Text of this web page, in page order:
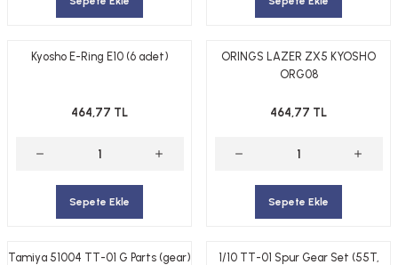
Kyosho E-Ring E10 (6 adet)
464,77 TL
Sepete Ekle
ORINGS LAZER ZX5 KYOSHO
ORG08
464,77 TL
Sepete Ekle
Tamiya 51004 TT-01 G Parts (gear)
1/10 TT-01 Spur Gear Set (55T,